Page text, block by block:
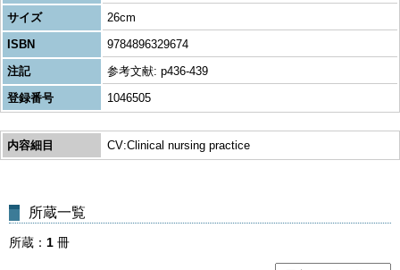
サイズ
26cm
ISBN
9784896329674
注記
参考文献: p436-439
登録番号
1046505
内容細目 CV:Clinical nursing practice
所蔵一覧
所蔵 1 冊